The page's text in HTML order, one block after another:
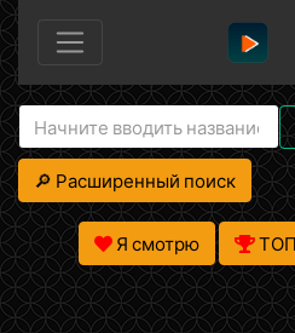
🔎 Расширенный поиск
Я смотрю